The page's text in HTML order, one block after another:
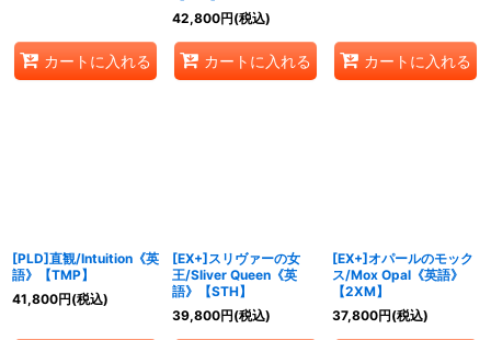
カートに入れる
42,800円(税込)
カートに入れる カートに入れる
[PLD]直観/Intuition《英
語》【TMP】
41,800円(税込)
[EX+]スリヴァーの女
王/Sliver Queen《英
語》【STH】
39,800円(税込)
[EX+]オパールのモック
ス/Mox Opal《英語》
【2XM】
37,800円(税込)